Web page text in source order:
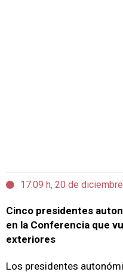
17:09 h, 20 de
Cinco presidentes
en la Conferencia que
exteriores
Los presidentes